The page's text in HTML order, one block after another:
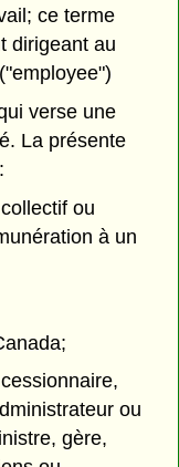
ce terme
dirigeant au
verse une
La présente
ou
à un
ou
gère,